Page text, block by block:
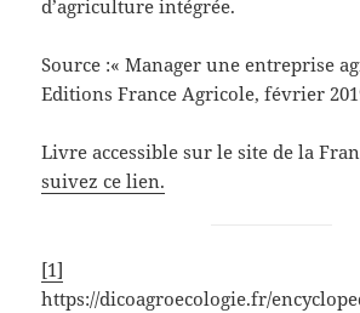
d’agriculture intégrée.
Source :« Manager une entreprise
Editions France Agricole, février
Livre accessible sur le site de la
suivez ce lien.
[1]
https://dicoagroecologie.fr/